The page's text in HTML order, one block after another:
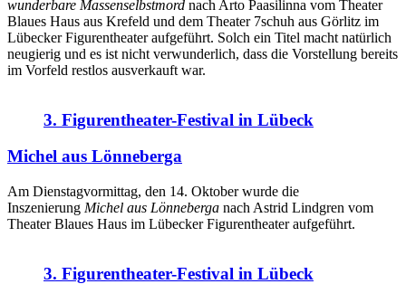
wunderbare Massenselbstmord nach Arto Paasilinna vom Theater
Blaues Haus aus Krefeld und dem Theater 7schuh aus Görlitz im
Lübecker Figurentheater aufgeführt. Solch ein Titel macht natürlich
neugierig und es ist nicht verwunderlich, dass die Vorstellung bereits
im Vorfeld restlos ausverkauft war.
3. Figurentheater-Festival in Lübeck
Michel aus Lönneberga
Am Dienstagvormittag, den 14. Oktober wurde die
Inszenierung Michel aus Lönneberga nach Astrid Lindgren vom
Theater Blaues Haus im Lübecker Figurentheater aufgeführt.
3. Figurentheater-Festival in Lübeck